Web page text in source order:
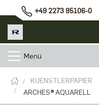
+49 2273 95106-0
Menü
KUENSTLERPAPIER
ARCHES® AQUARELL